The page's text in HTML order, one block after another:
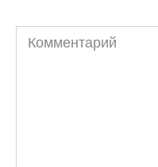
Комментарий